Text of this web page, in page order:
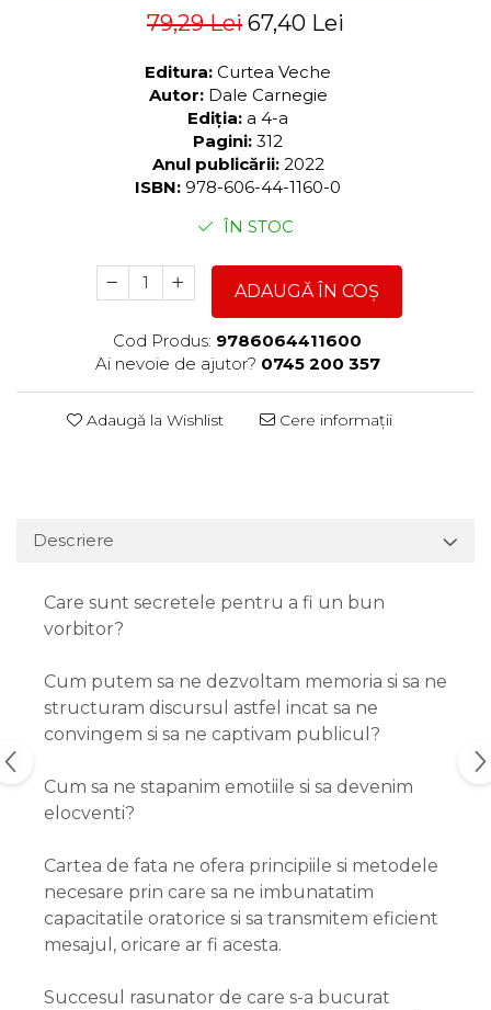
79,29 Lei 67,40 Lei
Editura: Curtea Veche
Autor: Dale Carnegie
Ediția: a 4-a
Pagini: 312
Anul publicării: 2022
ISBN: 978-606-44-1160-0
ÎN STOC
ADAUGĂ ÎN COȘ
Cod Produs: 9786064411600
Ai nevoie de ajutor? 0745 200 357
Adaugă la Wishlist Cere informații
Descriere
Care sunt secretele pentru a fi un bun
vorbitor?
Cum putem sa ne dezvoltam memoria si sa ne
structuram discursul astfel incat sa ne
convingem si sa ne captivam publicul?
Cum sa ne stapanim emotiile si sa devenim
elocventi?
Cartea de fata ne ofera principiile si metodele
necesare prin care sa ne imbunatatim
capacitatile oratorice si sa transmitem eficient
mesajul, oricare ar fi acesta.
Succesul rasunator de care s-a bucurat